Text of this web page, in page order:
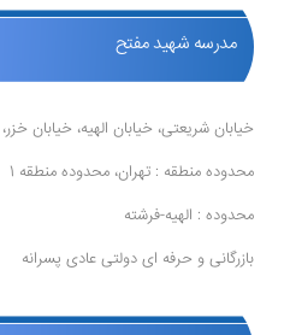
مدرسه شهید مفتح
خیابان شریعتی، خیابان الهیه، خیابان
محدوده منطقه : تهران، محدوده منطقه 1
محدوده : الهیه-فرشته
بازرگانی و حرفه ای دولتی عادی پسرانه